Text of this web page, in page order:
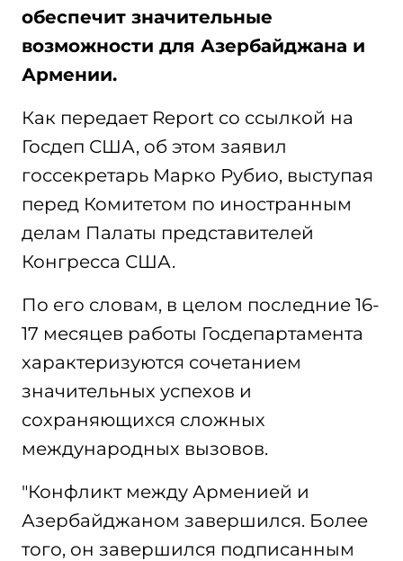
обеспечит значительные
возможности для Азербайджана и
Армении.
Как передает Report со ссылкой на
Госдеп США, об этом заявил
госсекретарь Марко Рубио, выступая
перед Комитетом по иностранным
делам Палаты представителей
Конгресса США.
По его словам, в целом последние 16-
17 месяцев работы Госдепартамента
характеризуются сочетанием
значительных успехов и
сохраняющихся сложных
международных вызовов.
"Конфликт между Арменией и
Азербайджаном завершился. Более
того, он завершился подписанным